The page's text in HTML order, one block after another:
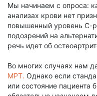
Мы начинаем с опроса:
анализах крови нет
повышенный уровень С-
подозрений на
речь идет об
Во многих случаях нам
МРТ. Однако если
или состояние